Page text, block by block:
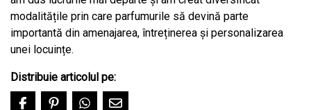
modalitățile prin care parfumurile să devină parte
importantă din amenajarea, întreținerea și personalizarea
unei locuințe.
Distribuie articolul pe: